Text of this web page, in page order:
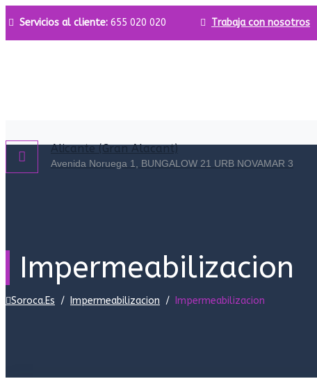
Servicios al cliente: 655 020 020 Trabaja con nosotros
Alicante (Gran Alacant)
Avenida Noruega 1, BUNGALOW 21 URB NOVAMAR 3
Impermeabilizacion
Soroca.es / Impermeabilizacion / Impermeabilizacion